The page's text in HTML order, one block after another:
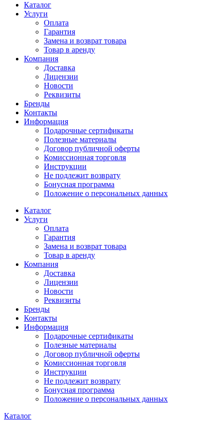
Каталог
Услуги
Оплата
Гарантия
Замена и возврат товара
Товар в аренду
Компания
Доставка
Лицензии
Новости
Реквизиты
Бренды
Контакты
Информация
Подарочные сертификаты
Полезные материалы
Договор публичной оферты
Комиссионная торговля
Инструкции
Не подлежит возврату
Бонусная программа
Положение о персональных данных
Каталог
Услуги
Оплата
Гарантия
Замена и возврат товара
Товар в аренду
Компания
Доставка
Лицензии
Новости
Реквизиты
Бренды
Контакты
Информация
Подарочные сертификаты
Полезные материалы
Договор публичной оферты
Комиссионная торговля
Инструкции
Не подлежит возврату
Бонусная программа
Положение о персональных данных
Каталог